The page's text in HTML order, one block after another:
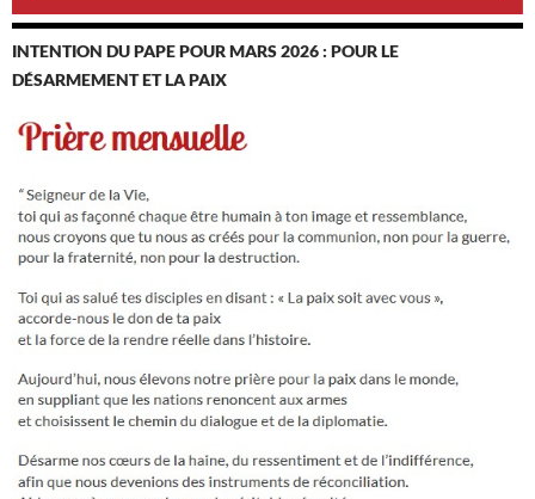
INTENTION DU PAPE POUR MARS 2026 : POUR LE
DÉSARMEMENT ET LA PAIX